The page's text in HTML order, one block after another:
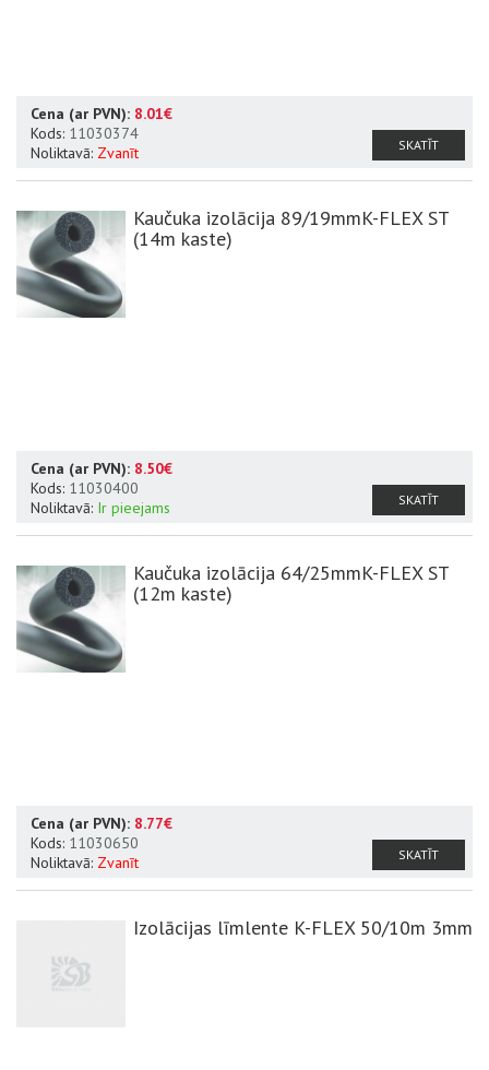
Cena (ar PVN): 8.01€
Kods: 11030374
Noliktavā: Zvanīt SKATĪT
Kaučuka izolācija 89/19mmK-FLEX ST
(14m kaste)
Cena (ar PVN): 8.50€
Kods: 11030400
Noliktavā: Ir pieejams SKATĪT
Kaučuka izolācija 64/25mmK-FLEX ST
(12m kaste)
Cena (ar PVN): 8.77€
Kods: 11030650
Noliktavā: Zvanīt SKATĪT
Izolācijas līmlente K-FLEX 50/10m 3mm